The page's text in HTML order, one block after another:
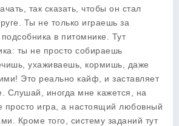
так сказать, чтобы он стал
Ты не только играешь за
в питомнике. Тут
ты не просто собираешь
ухаживаешь, кормишь, даже
Это реально кайф, и заставляет
Слушай, иногда мне кажется, на
просто игра, а настоящий любовный
Кроме того, систему заданий тут